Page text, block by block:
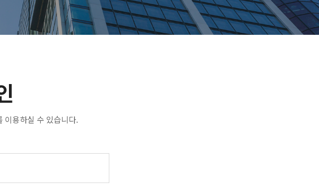
이용하실 수 있습니다.